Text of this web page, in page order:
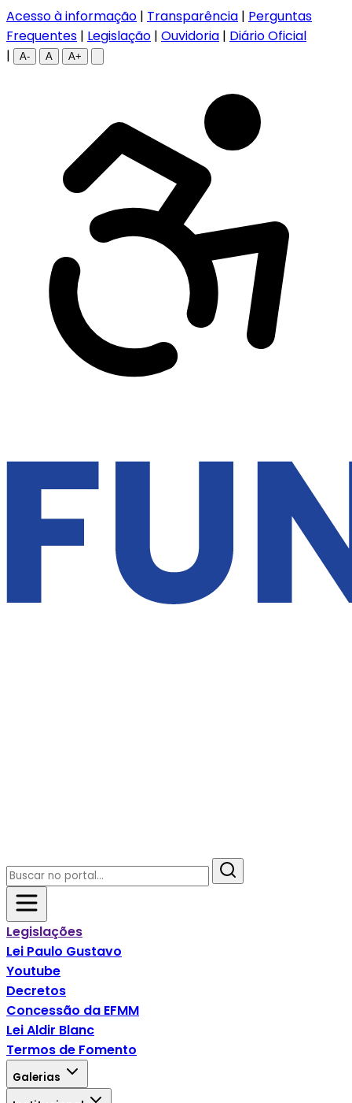
Acesso à informação | Transparência | Perguntas
Frequentes | Legislação | Ouvidoria | Diário Oficial
|
A- A A+
Legislações
Lei Paulo Gustavo
Youtube
Decretos
Concessão da EFMM
Lei Aldir Blanc
Termos de Fomento
Galerias